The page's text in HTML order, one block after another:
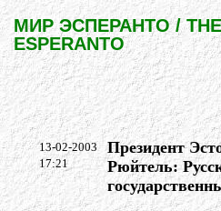
МИР ЭСПЕРАНТО / THE
ESPERANTO
13-02-2003
17:21
Президент
Рюйтель: